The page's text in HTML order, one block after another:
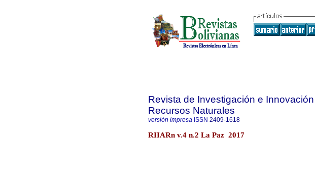
Revista de Investigación e
Recursos Naturales
versión impresa ISSN 2409-1618
RIIARn v.4 n.2 La Paz 2017